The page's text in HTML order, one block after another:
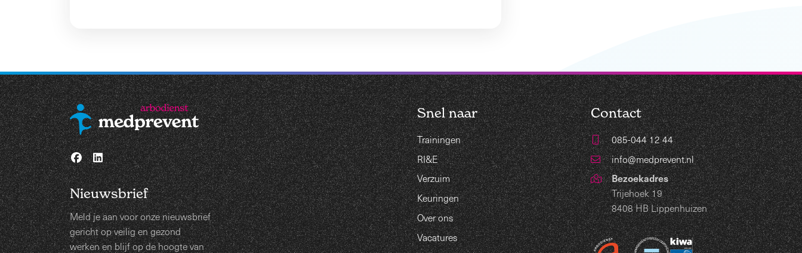
Nieuwsbrief
Meld je aan voor onze nieuwsbrief
gericht op veilig en gezond
werken en blijf op de hoogte van
Snel naar
Trainingen
RI&E
Verzuim
Keuringen
Over ons
Vacatures
Contact
085-044 12 44
info@medprevent.nl
Bezoekadres
Trijehoek 19
8408 HB Lippenhuizen